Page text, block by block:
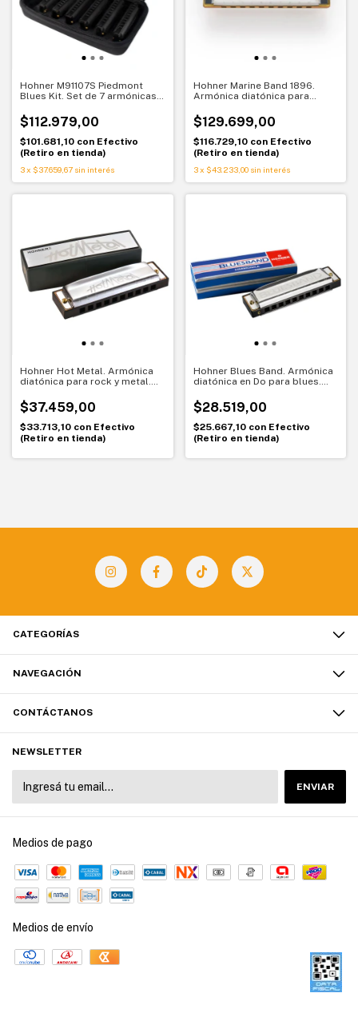
Hohner M91107S Piedmont
Blues Kit. Set de 7 armónicas
para empezar
$112.979,00
$101.681,10 con Efectivo
(Retiro en tienda)
3x $37.659,67 sin interés
Hohner Marine Band 1896.
Armónica diatónica para
en Alemania
$129.699,00
$116.729,10 con Efectivo
(Retiro en tienda)
3 x $43.233,00 sin interés
Hohner Hot Metal. Armónica
diatónica para rock y metal.
$37.459,00
$33.713,10 con Efectivo
(Retiro en tienda)
Hohner Blues Band. Armónica
diatónica en Do para blues.
empezar
$28.519,00
$25.667,10 con Efectivo
(Retiro en tienda)
CATEGORÍAS
NAVEGACIÓN
CONTÁCTANOS
NEWSLETTER
Medios de pago
Medios de envío